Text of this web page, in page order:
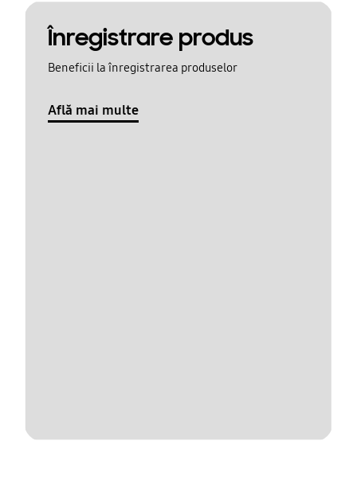
Înregistrare produs
Beneficii la înregistrarea produselor
Află mai multe